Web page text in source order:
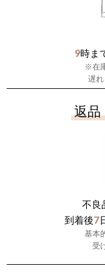
9時ま
※在
遅れ
返品
不良
到着後7
基本
受